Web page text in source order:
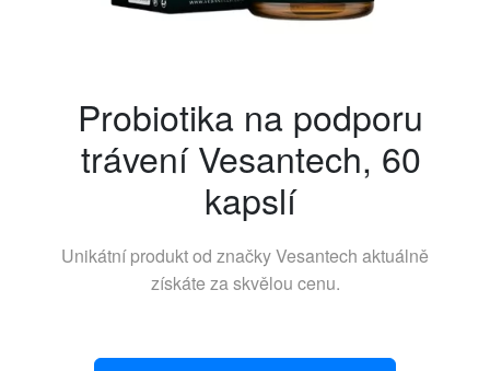
Probiotika na podporu
trávení Vesantech, 60
kapslí
Unikátní produkt od značkyVesantech aktuálně
získáte za skvělou cenu.